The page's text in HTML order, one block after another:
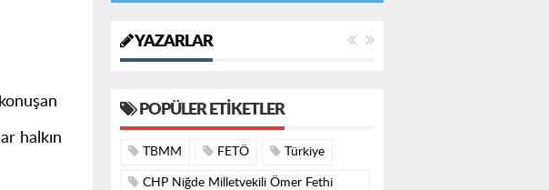
halkın
YAZARLAR
POPÜLER ETIKETLER
TBMM FETÖ Türkiye
CHP Niğde Milletvekili Ömer Fethi